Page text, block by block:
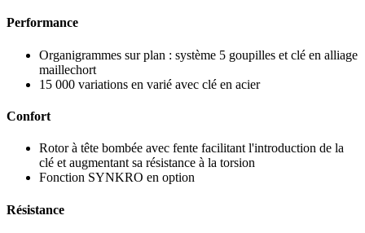
Performance
Organigrammes sur plan : système 5 goupilles et clé en alliage
maillechort
15 000 variations en varié avec clé en acier
Confort
Rotor à tête bombée avec fente facilitant l'introduction de la
clé et augmentant sa résistance à la torsion
Fonction SYNKRO en option
Résistance